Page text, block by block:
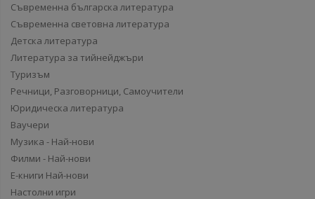
Съвременна българска литература
Съвременна световна литература
Детска литература
Литература за тийнейджъри
Туризъм
Речници, Разговорници, Самоучители
Юридическа литература
Ваучери
Музика - Най-нови
Филми - Най-нови
Е-книги Най-нови
Настолни игри